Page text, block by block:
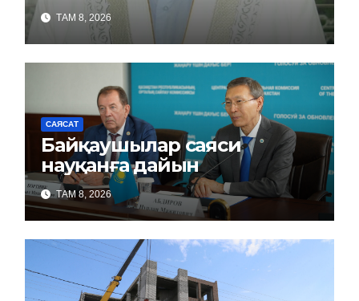
ТАМ 8, 2026
САЯСАТ
Байқаушылар саяси
науқанға дайын
ТАМ 8, 2026